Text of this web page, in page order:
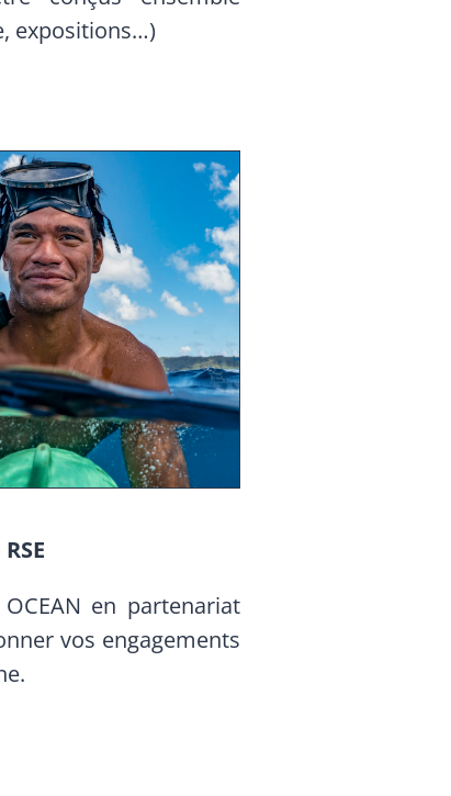
expositions…)
en partenariat
vos engagements